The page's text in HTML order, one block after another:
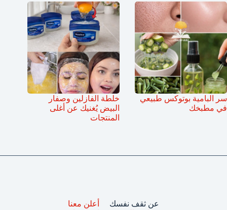
سر البامية بوتوكس طبيعي
في مطبخك
خلطة الفازلين وصفار
البيض يُغنيك عن أغلى
المنتجات
عن ثقف نفسك
أعلن معنا